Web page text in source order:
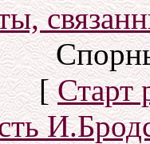
[Старт